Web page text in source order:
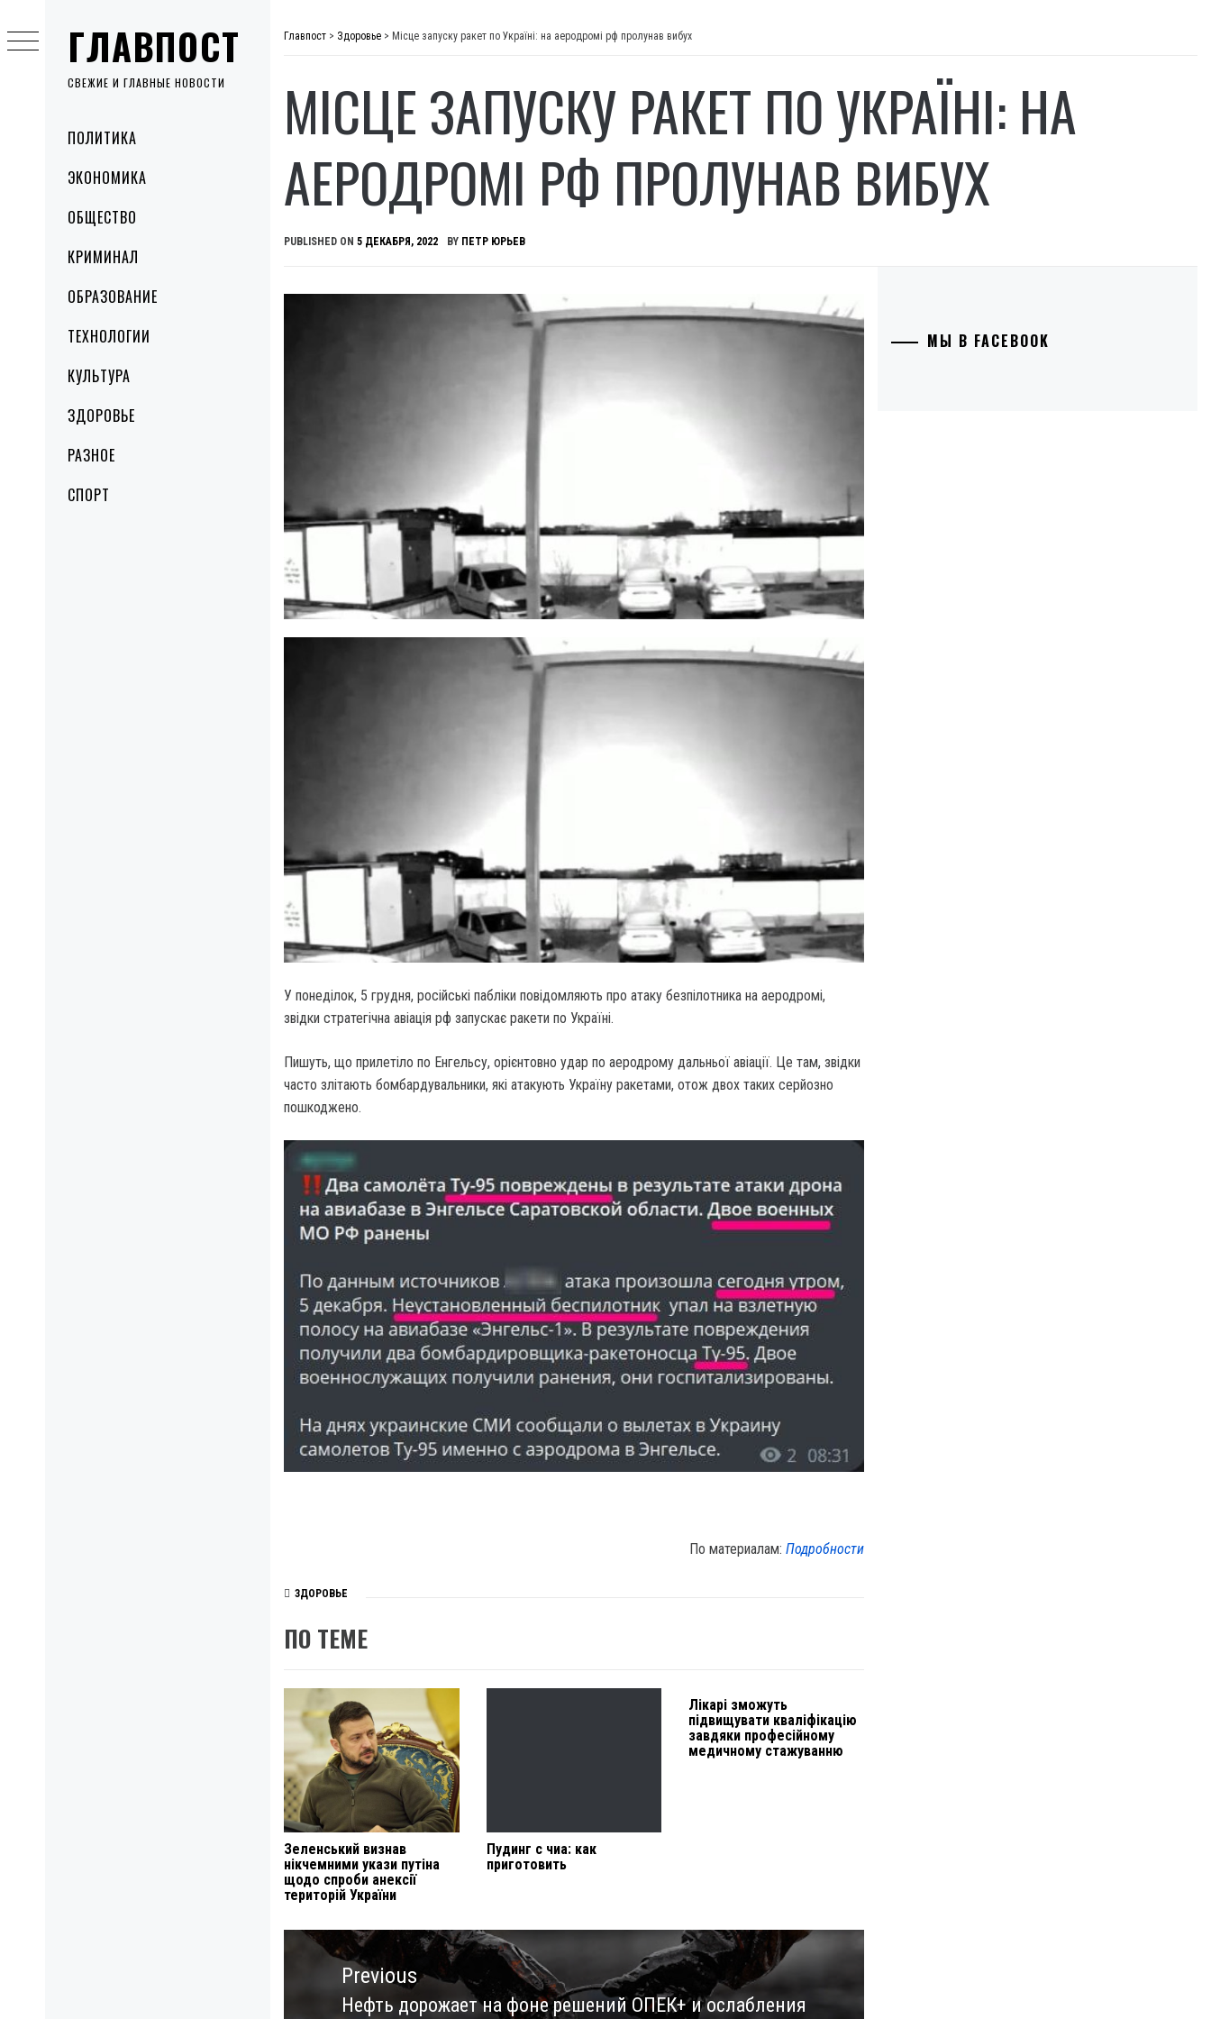
ГЛАВПОСТ
СВЕЖИЕ И ГЛАВНЫЕ НОВОСТИ
MenuПОЛИТИКА
ЭКОНОМИКА
ОБЩЕСТВО
КРИМИНАЛ
ОБРАЗОВАНИЕ
ТЕХНОЛОГИИ
КУЛЬТУРА
ЗДОРОВЬЕ
РАЗНОЕ
СПОРТ
to
content
Главпост > Здоровье > Місце запуску ракет по Україні: на аеродромі рф пролунав вибух
МІСЦЕ ЗАПУСКУ РАКЕТ ПО УКРАЇНІ: НА
АЕРОДРОМІ РФ ПРОЛУНАВ ВИБУХ
PUBLISHED ON 5 ДЕКАБРЯ, 2022 BY ПЕТР ЮРЬЕВ
У понеділок, 5 грудня, російські пабліки повідомляють про атаку безпілотника на аеродромі,
звідки стратегічна авіація рф запускає ракети по Україні.
Пишуть, що прилетіло по Енгельсу, орієнтовно удар по аеродрому дальньої авіації. Це там, звідки
часто злітають бомбардувальники, які атакують Україну ракетами, отож двох таких серйозно
пошкоджено.
По материалам:Подробности
ЗДОРОВЬЕ
ПО ТЕМЕ
Зеленський визнав
нікчемними укази путіна
щодо спроби анекcії
територій України
Пудинг с чиа: как
приготовить
Лікарі зможуть
підвищувати кваліфікацію
завдяки професійному
медичному стажуванню
Навигация
записямPrevious
Previous
Нефть дорожает на фоне решений ОПЕК+ и ослабления
МЫ В FACEBOOK